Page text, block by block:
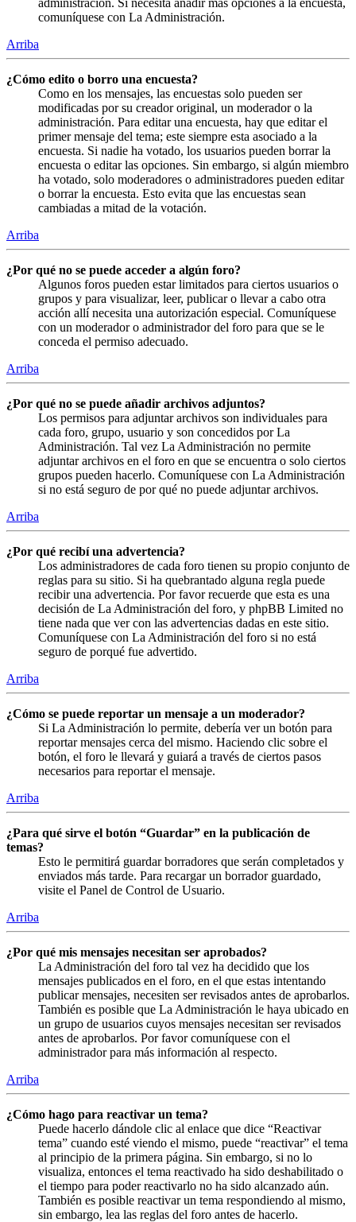
comuníquese con La Administración.
Arriba
¿Cómo edito o borro una encuesta?
Como en los mensajes, las encuestas solo pueden ser
modificadas por su creador original, un moderador o la
administración. Para editar una encuesta, hay que editar el
primer mensaje del tema; este siempre esta asociado a la
encuesta. Si nadie ha votado, los usuarios pueden borrar la
encuesta o editar las opciones. Sin embargo, si algún miembro
ha votado, solo moderadores o administradores pueden editar
o borrar la encuesta. Esto evita que las encuestas sean
cambiadas a mitad de la votación.
Arriba
¿Por qué no se puede acceder a algún foro?
Algunos foros pueden estar limitados para ciertos usuarios o
grupos y para visualizar, leer, publicar o llevar a cabo otra
acción allí necesita una autorización especial. Comuníquese
con un moderador o administrador del foro para que se le
conceda el permiso adecuado.
Arriba
¿Por qué no se puede añadir archivos adjuntos?
Los permisos para adjuntar archivos son individuales para
cada foro, grupo, usuario y son concedidos por La
Administración. Tal vez La Administración no permite
adjuntar archivos en el foro en que se encuentra o solo ciertos
grupos pueden hacerlo. Comuníquese con La Administración
si no está seguro de por qué no puede adjuntar archivos.
Arriba
¿Por qué recibí una advertencia?
Los administradores de cada foro tienen su propio conjunto de
reglas para su sitio. Si ha quebrantado alguna regla puede
recibir una advertencia. Por favor recuerde que esta es una
decisión de La Administración del foro, y phpBB Limited no
tiene nada que ver con las advertencias dadas en este sitio.
Comuníquese con La Administración del foro si no está
seguro de porqué fue advertido.
Arriba
¿Cómo se puede reportar un mensaje a un moderador?
Si La Administración lo permite, debería ver un botón para
reportar mensajes cerca del mismo. Haciendo clic sobre el
botón, el foro le llevará y guiará a través de ciertos pasos
necesarios para reportar el mensaje.
Arriba
¿Para qué sirve el botón “Guardar” en la publicación de
temas?
Esto le permitirá guardar borradores que serán completados y
enviados más tarde. Para recargar un borrador guardado,
visite el Panel de Control de Usuario.
Arriba
¿Por qué mis mensajes necesitan ser aprobados?
La Administración del foro tal vez ha decidido que los
mensajes publicados en el foro, en el que estas intentando
publicar mensajes, necesiten ser revisados antes de aprobarlos.
También es posible que La Administración le haya ubicado en
un grupo de usuarios cuyos mensajes necesitan ser revisados
antes de aprobarlos. Por favor comuníquese con el
administrador para más información al respecto.
Arriba
¿Cómo hago para reactivar un tema?
Puede hacerlo dándole clic al enlace que dice “Reactivar
tema” cuando esté viendo el mismo, puede “reactivar” el tema
al principio de la primera página. Sin embargo, si no lo
visualiza, entonces el tema reactivado ha sido deshabilitado o
el tiempo para poder reactivarlo no ha sido alcanzado aún.
También es posible reactivar un tema respondiendo al mismo,
sin embargo, lea las reglas del foro antes de hacerlo.